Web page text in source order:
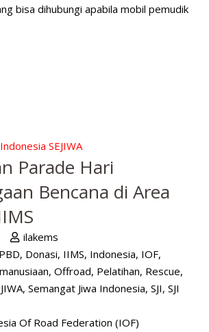
bisa dihubungi apabila mobil pemudik
Parade Hari
Bencana di Area
ilakems
, Donasi, IIMS, Indonesia, IOF,
, Offroad, Pelatihan, Rescue,
, Semangat Jiwa Indonesia, SJI, SJI
Of Road Federation (IOF)